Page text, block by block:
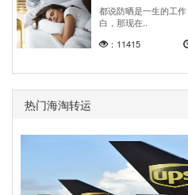
都说防晒是一生的工
白，那现在..
：11415
热门海淘转运